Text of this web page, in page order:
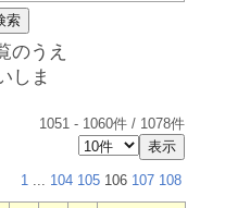
のうえ
しま
1051 - 1060件 / 1078件
1 ... 104 105 106 107 108